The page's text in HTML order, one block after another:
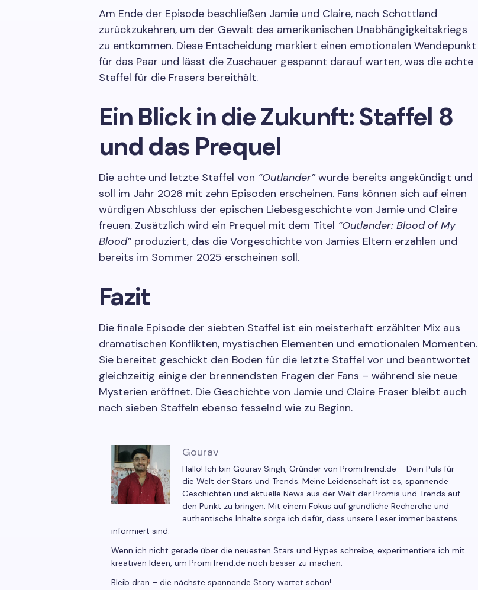
Am Ende der Episode beschließen Jamie und Claire, nach Schottland
zurückzukehren, um der Gewalt des amerikanischen Unabhängigkeitskriegs
zu entkommen. Diese Entscheidung markiert einen emotionalen Wendepunkt
für das Paar und lässt die Zuschauer gespannt darauf warten, was die achte
Staffel für die Frasers bereithält.
Ein Blick in die Zukunft: Staffel 8
und das Prequel
Die achte und letzte Staffel von “Outlander” wurde bereits angekündigt und
soll im Jahr 2026 mit zehn Episoden erscheinen. Fans können sich auf einen
würdigen Abschluss der epischen Liebesgeschichte von Jamie und Claire
freuen. Zusätzlich wird ein Prequel mit dem Titel “Outlander: Blood of My
Blood” produziert, das die Vorgeschichte von Jamies Eltern erzählen und
bereits im Sommer 2025 erscheinen soll.
Fazit
Die finale Episode der siebten Staffel ist ein meisterhaft erzählter Mix aus
dramatischen Konflikten, mystischen Elementen und emotionalen Momenten.
Sie bereitet geschickt den Boden für die letzte Staffel vor und beantwortet
gleichzeitig einige der brennendsten Fragen der Fans – während sie neue
Mysterien eröffnet. Die Geschichte von Jamie und Claire Fraser bleibt auch
nach sieben Staffeln ebenso fesselnd wie zu Beginn.
Gourav
Hallo! Ich bin Gourav Singh, Gründer von PromiTrend.de – Dein Puls für
die Welt der Stars und Trends. Meine Leidenschaft ist es, spannende
Geschichten und aktuelle News aus der Welt der Promis und Trends auf
den Punkt zu bringen. Mit einem Fokus auf gründliche Recherche und
authentische Inhalte sorge ich dafür, dass unsere Leser immer bestens
informiert sind.
Wenn ich nicht gerade über die neuesten Stars und Hypes schreibe, experimentiere ich mit
kreativen Ideen, um PromiTrend.de noch besser zu machen.
Bleib dran – die nächste spannende Story wartet schon!